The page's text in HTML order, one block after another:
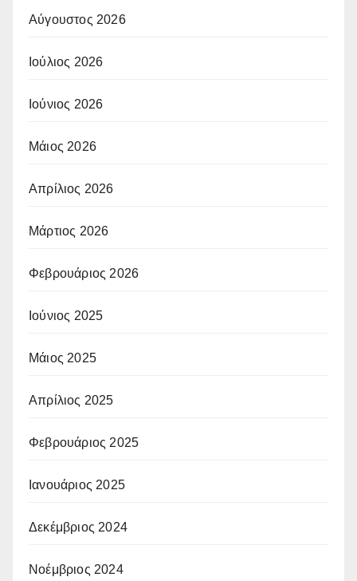
Αύγουστος 2026
Ιούλιος 2026
Ιούνιος 2026
Μάιος 2026
Απρίλιος 2026
Μάρτιος 2026
Φεβρουάριος 2026
Ιούνιος 2025
Μάιος 2025
Απρίλιος 2025
Φεβρουάριος 2025
Ιανουάριος 2025
Δεκέμβριος 2024
Νοέμβριος 2024